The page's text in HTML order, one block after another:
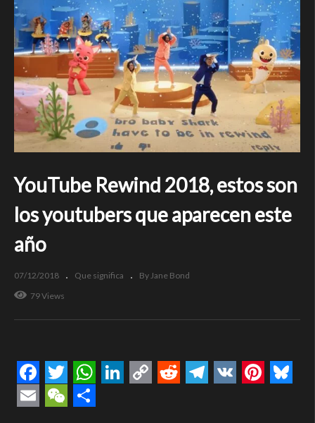
YouTube Rewind 2018, estos son
los youtubers que aparecen este
año
07/12/2018 Que significa
By Jane Bond
79 Views
Facebook
TwitterWhatsApp